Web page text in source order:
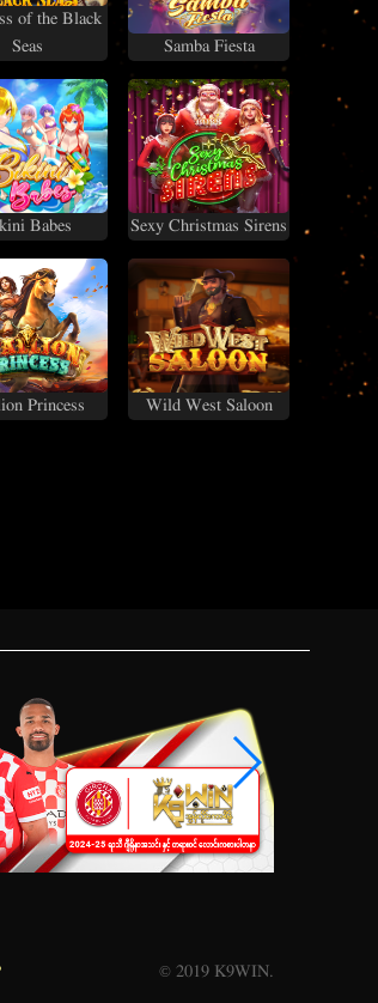
of the Black
Seas
Samba Fiesta
Babes Sexy Christmas Sirens
Princess Wild West Saloon
© 2019 K9WIN.